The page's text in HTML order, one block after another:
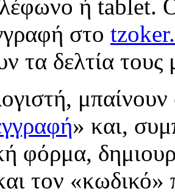
ή tablet.
στο tzoker.
τα δελτία τους
» και,
φόρμα,
τον «κωδικό»